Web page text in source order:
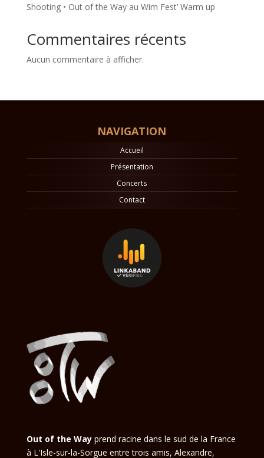
Shooting • Out of the Way au Wim Fest’ Warm up
Commentaires récents
Aucun commentaire à afficher.
NAVIGATION
Accueil
Présentation
Concerts
Contact
Out of the Wayprend racine dans le sud de la France
à L'Isle-sur-la-Sorgue entre trois amis, Alexandre,